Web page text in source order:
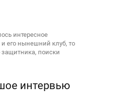
интересное
и его нынешний клуб, то
защитника, поиски
интервью